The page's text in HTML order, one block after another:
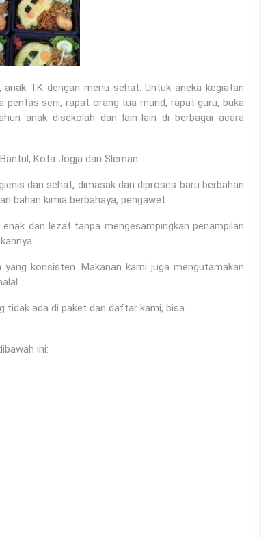
TK dengan menu sehat. Untuk aneka kegiatan
pentas seni, rapat orang tua murid, rapat guru, buka
anak disekolah dan lain-lain di berbagai acara
Kota Jogja dan Sleman
dan sehat, dimasak dan diproses baru berbahan
bahan kimia berbahaya, pengawet.
dan lezat tanpa mengesampingkan penampilan
konsisten. Makanan kami juga mengutamakan
tidak ada di paket dan daftar kami, bisa
ini: